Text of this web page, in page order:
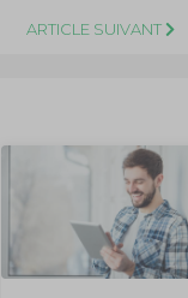
ARTICLE SUIVANT